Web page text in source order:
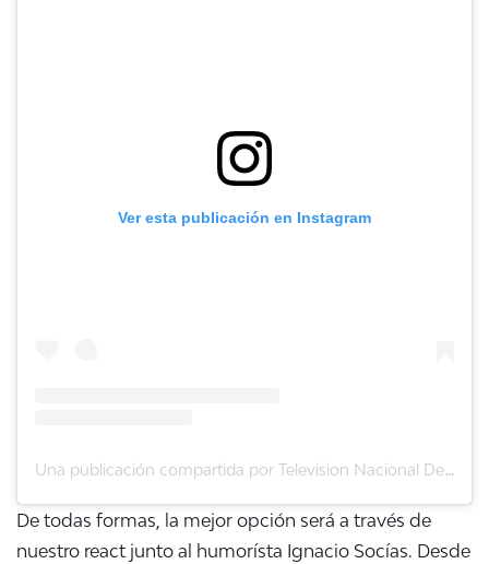
Ver esta publicación en Instagram
Una publicación compartida por Television Nacional De Chile (@tvn)
De todas formas, la mejor opción será a través de
nuestro react junto al humorísta Ignacio Socías. Desde